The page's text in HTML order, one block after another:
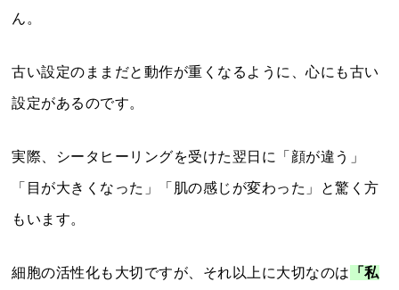
ん。
古い設定のままだと動作が重くなるように、心にも古い
設定があるのです。
実際、シータヒーリングを受けた翌日に「顔が違う」
「目が大きくなった」「肌の感じが変わった」と驚く方
もいます。
細胞の活性化も大切ですが、それ以上に大切なのは 「私